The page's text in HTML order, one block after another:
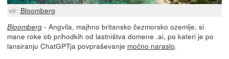
vir: Bloomberg
Bloomberg- Angvila, majhno britansko čezmorsko ozemlje, si
mane roke ob prihodkih od lastništva domene .ai, po kateri je po
lansiranju ChatGPTja povpraševanje močno naraslo.